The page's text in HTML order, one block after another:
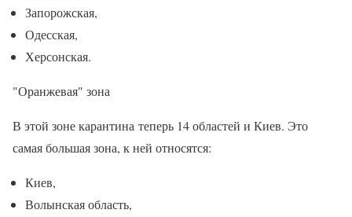
Запорожская,
Одесская,
Херсонская.
"Оранжевая" зона
В этой зоне карантина теперь 14 областей и Киев. Это
самая большая зона, к ней относятся:
Киев,
Волынская область,